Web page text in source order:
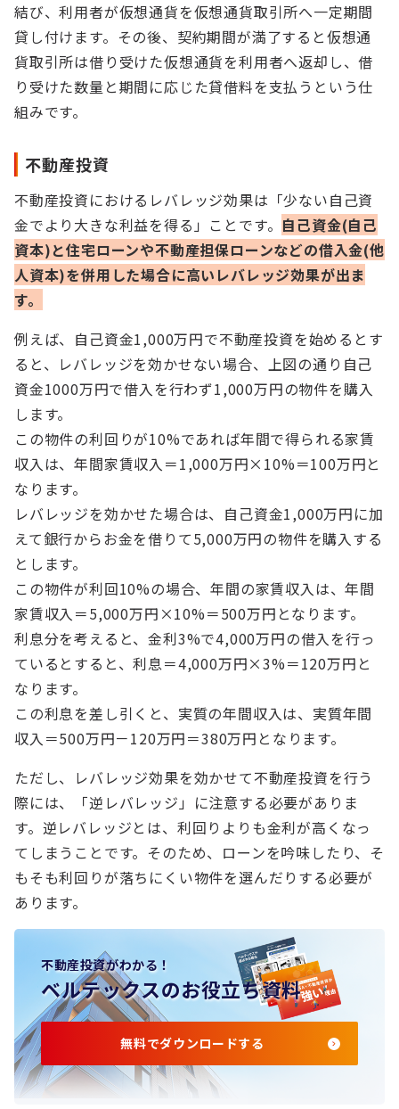
結び、利用者が仮想通貨を仮想通貨取引所へ一定期間
貸し付けます。その後、契約期間が満了すると仮想通
貨取引所は借り受けた仮想通貨を利用者へ返却し、借
り受けた数量と期間に応じた貸借料を支払うという仕
組みです。
不動産投資
不動産投資におけるレバレッジ効果は「少ない自己資
金でより大きな利益を得る」ことです。 自己資金(自己
資本)と住宅ローンや不動産担保ローンなどの借入金(他
人資本)を併用した場合に高いレバレッジ効果が出ま
す。
例えば、自己資金1,000万円で不動産投資を始めるとす
ると、レバレッジを効かせない場合、上図の通り自己
資金1000万円で借入を行わず1,000万円の物件を購入
します。
この物件の利回りが10%であれば年間で得られる家賃
収入は、年間家賃収入＝1,000万円×10%＝100万円と
なります。
レバレッジを効かせた場合は、自己資金1,000万円に加
えて銀行からお金を借りて5,000万円の物件を購入する
とします。
この物件が利回10%の場合、年間の家賃収入は、年間
家賃収入＝5,000万円×10%＝500万円となります。
利息分を考えると、金利3%で4,000万円の借入を行っ
ているとすると、利息＝4,000万円×3%＝120万円と
なります。
この利息を差し引くと、実質の年間収入は、実質年間
収入＝500万円－120万円＝380万円となります。
ただし、レバレッジ効果を効かせて不動産投資を行う
際には、「逆レバレッジ」に注意する必要がありま
す。逆レバレッジとは、利回りよりも金利が高くなっ
てしまうことです。そのため、ローンを吟味したり、そ
もそも利回りが落ちにくい物件を選んだりする必要が
あります。
不動産投資がわかる！
ベルテックスのお役立ち資料
無料でダウンロードする